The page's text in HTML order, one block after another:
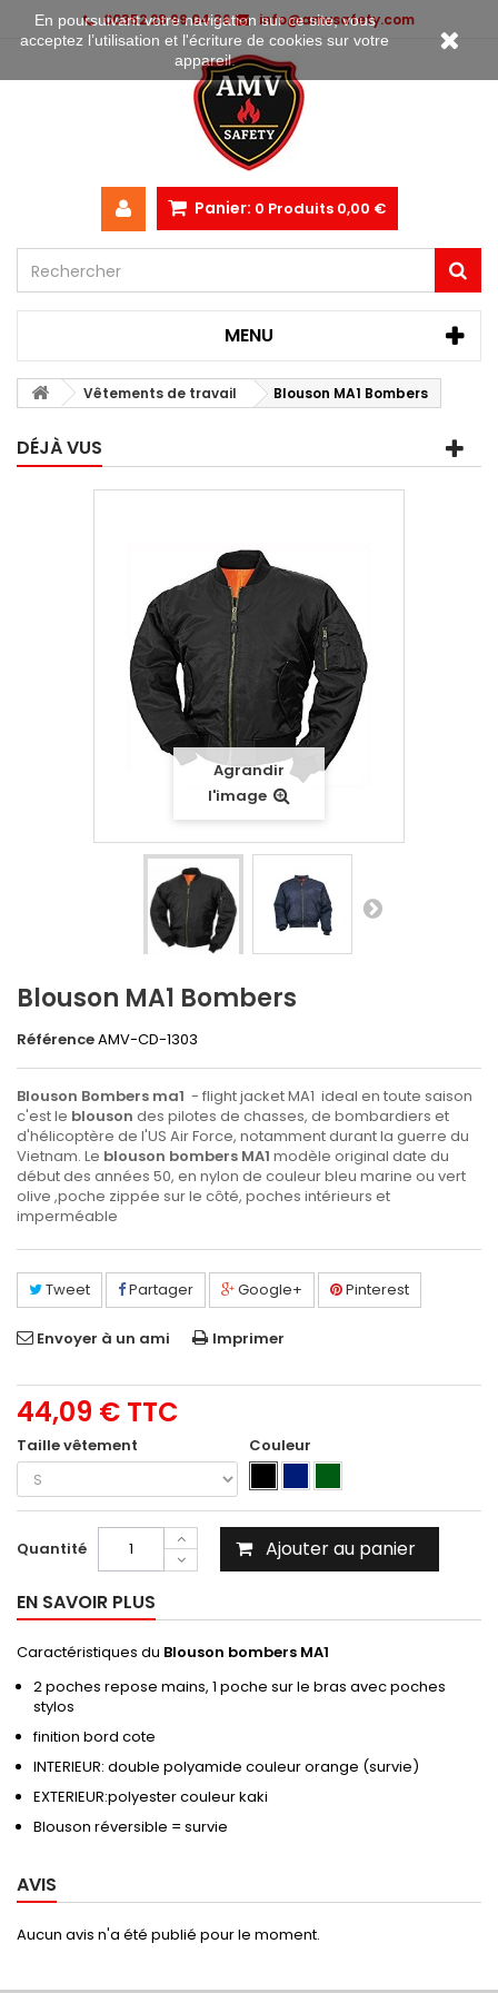
00352 28 99 04 36 info@amvsafety.com
Panier: 0 Produits 0,00 €
MENU
Vêtements de travail Blouson MA1 Bombers
DÉJÀ VUS
Agrandir
l'image
Blouson MA1 Bombers
RéférenceAMV-CD-1303
Blouson Bombers ma1 - flight jacket MA1 ideal en toute saison
c'est le blouson des pilotes de chasses, de bombardiers et
d'hélicoptère de l'US Air Force, notamment durant la guerre du
Vietnam. Le blouson bombers MA1 modèle original date du
début des années 50, en nylon de couleur bleu marine ou vert
olive ,poche zippée sur le côté, poches intérieurs et
imperméable
Tweet Partager Google+ Pinterest
Envoyer à un ami Imprimer
44,09 € TTC
Taille vêtement Couleur
Quantité Ajouter au panier
EN SAVOIR PLUS
Caractéristiques du Blouson bombers MA1
2 poches repose mains, 1 poche sur le bras avec poches
stylos
finition bord cote
INTERIEUR: double polyamide couleur orange (survie)
EXTERIEUR:polyester couleur kaki
Blouson réversible = survie
AVIS
Aucun avis n'a été publié pour le moment.
En poursuivant votre navigation sur ce site, vous
acceptez l’utilisation et l'écriture de cookies sur votre
appareil.